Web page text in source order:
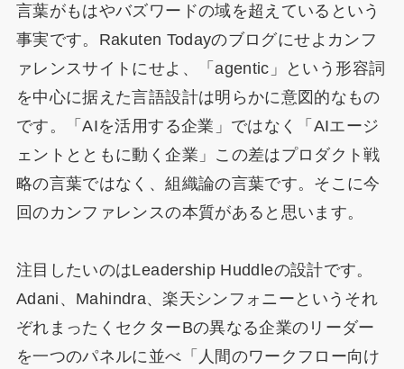
言葉がもはやバズワードの域を超えているという
事実です。Rakuten Todayのブログにせよカンフ
ァレンスサイトにせよ、「agentic」という形容詞
を中心に据えた言語設計は明らかに意図的なもの
です。「AIを活用する企業」ではなく「AIエージ
ェントとともに動く企業」この差はプロダクト戦
略の言葉ではなく、組織論の言葉です。そこに今
回のカンファレンスの本質があると思います。
注目したいのはLeadership Huddleの設計です。
Adani、Mahindra、楽天シンフォニーというそれ
ぞれまったくセクターBの異なる企業のリーダー
を一つのパネルに並べ「人間のワークフロー向け